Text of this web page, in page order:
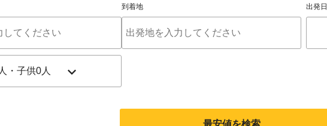
到着地 出発日
最安値を検索